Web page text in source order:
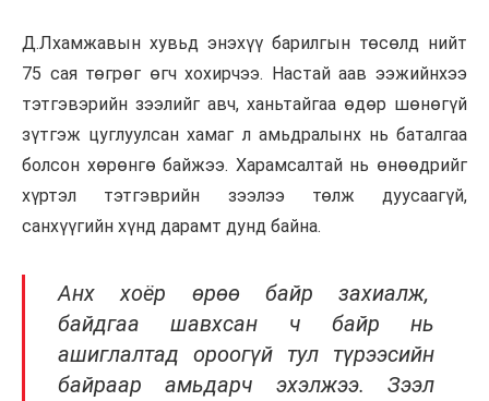
Д.Лхамжавын хувьд энэхүү барилгын төсөлд нийт
75 сая төгрөг өгч хохирчээ. Настай аав ээжийнхээ
тэтгэвэрийн зээлийг авч, ханьтайгаа өдөр шөнөгүй
зүтгэж цуглуулсан хамаг л амьдралынх нь баталгаа
болсон хөрөнгө байжээ. Харамсалтай нь өнөөдрийг
хүртэл тэтгэврийн зээлээ төлж дуусаагүй,
санхүүгийн хүнд дарамт дунд байна.
Анх хоёр өрөө байр захиалж,
байдгаа шавхсан ч байр нь
ашиглалтад ороогүй тул түрээсийн
байраар амьдарч эхэлжээ. Зээл